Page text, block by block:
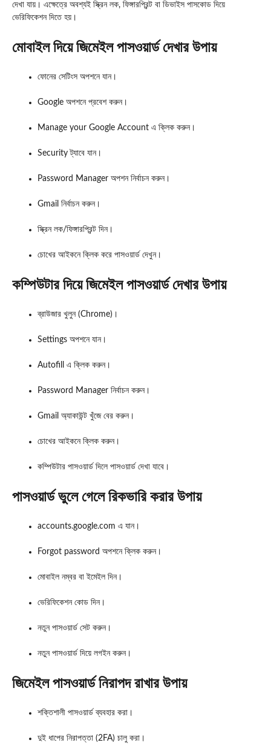
দেখা যায়। এক্ষেত্রে অবশ্যই স্ক্রিন লক, ফিঙ্গারপ্রিন্ট বা ডিভাইস পাসকোড দিয়ে
ভেরিফিকেশন দিতে হয়।
মোবাইল দিয়ে জিমেইল পাসওয়ার্ড দেখার উপায়
ফোনের সেটিংস অপশনে যান।
Google অপশনে প্রবেশ করুন।
Manage your Google Account এ ক্লিক করুন।
Security ট্যাবে যান।
Password Manager অপশন নির্বাচন করুন।
Gmail নির্বাচন করুন।
স্ক্রিন লক/ফিঙ্গারপ্রিন্ট দিন।
চোখের আইকনে ক্লিক করে পাসওয়ার্ড দেখুন।
কম্পিউটার দিয়ে জিমেইল পাসওয়ার্ড দেখার উপায়
ব্রাউজার খুলুন (Chrome)।
Settings অপশনে যান।
Autofill এ ক্লিক করুন।
Password Manager নির্বাচন করুন।
Gmail অ্যাকাউন্ট খুঁজে বের করুন।
চোখের আইকনে ক্লিক করুন।
কম্পিউটার পাসওয়ার্ড দিলে পাসওয়ার্ড দেখা যাবে।
পাসওয়ার্ড ভুলে গেলে রিকভারি করার উপায়
accounts.google.com এ যান।
Forgot password অপশনে ক্লিক করুন।
মোবাইল নম্বর বা ইমেইল দিন।
ভেরিফিকেশন কোড দিন।
নতুন পাসওয়ার্ড সেট করুন।
নতুন পাসওয়ার্ড দিয়ে লগইন করুন।
জিমেইল পাসওয়ার্ড নিরাপদ রাখার উপায়
শক্তিশালী পাসওয়ার্ড ব্যবহার করা।
দুই ধাপের নিরাপত্তা (2FA) চালু করা।